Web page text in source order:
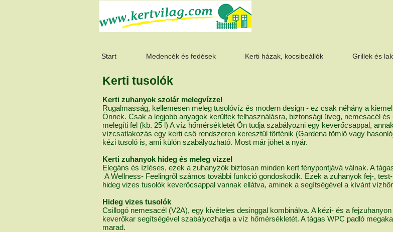
Start Medencék és fedések Kerti házak, kocsibeállók Grillek és
Kerti tusolók
Kerti zuhanyok szolár melegvízzel
Rugalmasság, kellemesen meleg tusolóvíz és modern design - ez csak néhány a
Önnek. Csak a legjobb anyagok kerültek felhasználásra, biztonsági üveg, nemesacél
melegíti fel (kb. 25 l) A víz hőmérsékletét Ön tudja szabályozni egy keverőcsappal,
vízcsatlakozás egy kerti cső rendszeren keresztül történik (Gardena tömlő vagy
kézi tusoló is, ami külön szabályozható. Most már jöhet a nyár.
Kerti zuhanyok hideg és meleg vízzel
Elegáns és ízléses, ezek a zuhanyzók biztosan minden kert fénypontjává válnak. A
A Wellness- Feelingről számos további funkció gondoskodik. Ezek a zuhanyok fej-,
hideg vizes tusolók keverőcsappal vannak ellátva, aminek a segítségével a kívánt
Hideg vizes tusolók
Csillogó nemesacél (V2A), egy kivételes desinggal kombinálva. A kézi- és a
keverőkar segítségével szabályozhatja a víz hőmérsékletét. A tágas WPC padló
marad.